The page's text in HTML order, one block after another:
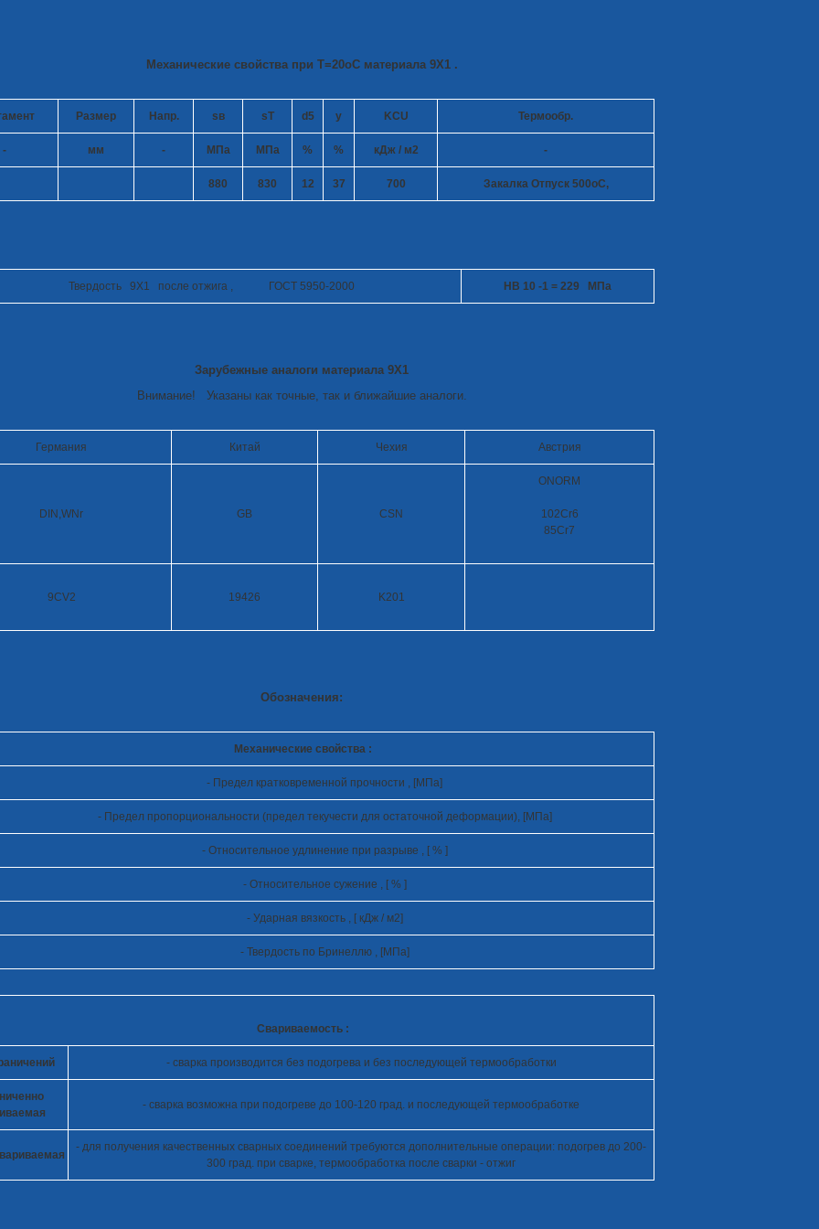
Механические свойства при Т=20oС материала 9Х1 .
Размер Напр. sв sT d5 y KCU Термообр.
- мм - МПа МПа % % кДж / м2 -
880 830 12 37 700 Закалка Отпуск 500oC,
Твердость 9Х1 после отжига , ГОСТ 5950-2000 HB 10 -1 = 229 МПа
Зарубежные аналоги материала 9Х1
Внимание! Указаны как точные, так и ближайшие аналоги.
Германия Китай Чехия Австрия
DIN,WNr GB CSN
ONORM
102Cr6
85Cr7
9CV2 19426 K201
Обозначения:
Механические свойства :
- Предел кратковременной прочности , [МПа]
- Предел пропорциональности (предел текучести для остаточной деформации), [МПа]
- Относительное удлинение при разрыве , [ % ]
- Относительное сужение , [ % ]
- Ударная вязкость , [ кДж / м2]
- Твердость по Бринеллю , [МПа]
Свариваемость :
- сварка производится без подогрева и без последующей термообработки
- сварка возможна при подогреве до 100-120 град. и последующей термообработке
- для получения качественных сварных соединений требуются дополнительные операции: подогрев до 200-
300 град. при сварке, термообработка после сварки - отжиг